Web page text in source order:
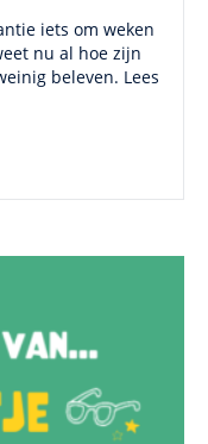
iets om weken
nu al hoe zijn
beleven. Lees